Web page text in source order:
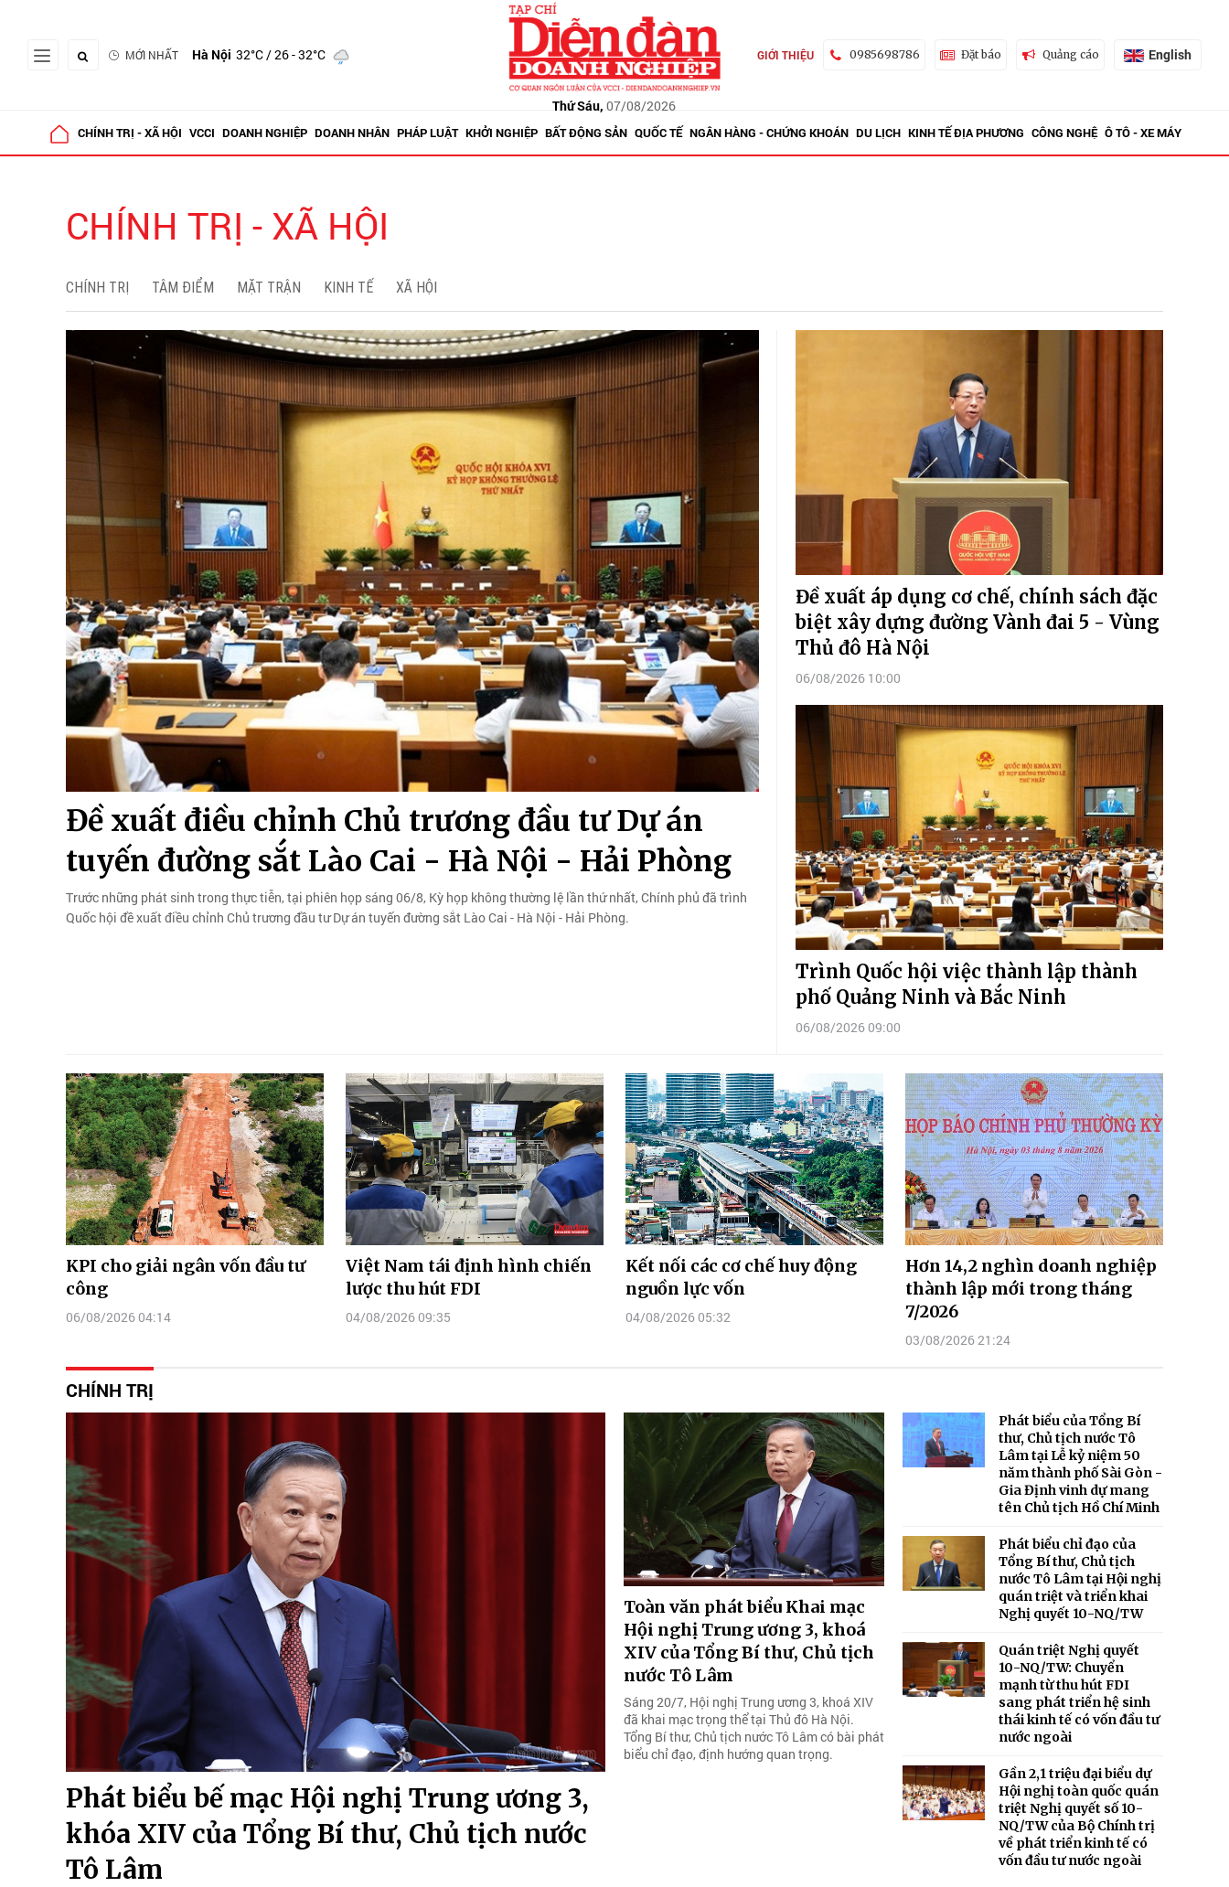
MỚI NHẤT Hà Nội 32°C/ 26 - 32°C
Thứ Sáu, 07/08/2026
GIỚI THIỆU 0985698786 Đặt báo Quảng cáo English
CHÍNH TRỊ - XÃ HỘI VCCI DOANH NGHIỆP DOANH NHÂN PHÁP LUẬT KHỞI NGHIỆP BẤT ĐỘNG SẢN QUỐC TẾ NGÂN HÀNG - CHỨNG KHOÁN DU LỊCH KINH TẾ ĐỊA PHƯƠNG CÔNG NGHỆ Ô TÔ - XE MÁY
CHÍNH TRỊ - XÃ HỘI
CHÍNH TRỊ TÂM ĐIỂM MẶT TRẬN KINH TẾ XÃ HỘI
Đề xuất điều chỉnh Chủ trương đầu tư Dự án
tuyến đường sắt Lào Cai - Hà Nội - Hải Phòng
Trước những phát sinh trong thực tiễn, tại phiên họp sáng 06/8, Kỳ họp không thường lệ lần thứ nhất, Chính phủ đã trình
Quốc hội đề xuất điều chỉnh Chủ trương đầu tư Dự án tuyến đường sắt Lào Cai - Hà Nội - Hải Phòng.
Đề xuất áp dụng cơ chế, chính sách đặc
biệt xây dựng đường Vành đai 5 - Vùng
Thủ đô Hà Nội
06/08/2026 10:00
Trình Quốc hội việc thành lập thành
phố Quảng Ninh và Bắc Ninh
06/08/2026 09:00
KPI cho giải ngân vốn đầu tư
công
06/08/2026 04:14
Việt Nam tái định hình chiến
lược thu hút FDI
04/08/2026 09:35
Kết nối các cơ chế huy động
nguồn lực vốn
04/08/2026 05:32
Hơn 14,2 nghìn doanh nghiệp
thành lập mới trong tháng
7/2026
03/08/2026 21:24
CHÍNH TRỊ
Phát biểu bế mạc Hội nghị Trung ương 3,
khóa XIV của Tổng Bí thư, Chủ tịch nước
Tô Lâm
Toàn văn phát biểu Khai mạc
Hội nghị Trung ương 3, khoá
XIV của Tổng Bí thư, Chủ tịch
nước Tô Lâm
Sáng 20/7, Hội nghị Trung ương 3, khoá XIV
đã khai mạc trọng thể tại Thủ đô Hà Nội.
Tổng Bí thư, Chủ tịch nước Tô Lâm có bài phát
biểu chỉ đạo, định hướng quan trọng.
Phát biểu của Tổng Bí
thư, Chủ tịch nước Tô
Lâm tại Lễ kỷ niệm 50
năm thành phố Sài Gòn -
Gia Định vinh dự mang
tên Chủ tịch Hồ Chí Minh
Phát biểu chỉ đạo của
Tổng Bí thư, Chủ tịch
nước Tô Lâm tại Hội nghị
quán triệt và triển khai
Nghị quyết 10-NQ/TW
Quán triệt Nghị quyết
10-NQ/TW: Chuyển
mạnh từ thu hút FDI
sang phát triển hệ sinh
thái kinh tế có vốn đầu tư
nước ngoài
Gần 2,1 triệu đại biểu dự
Hội nghị toàn quốc quán
triệt Nghị quyết số 10-
NQ/TW của Bộ Chính trị
về phát triển kinh tế có
vốn đầu tư nước ngoài